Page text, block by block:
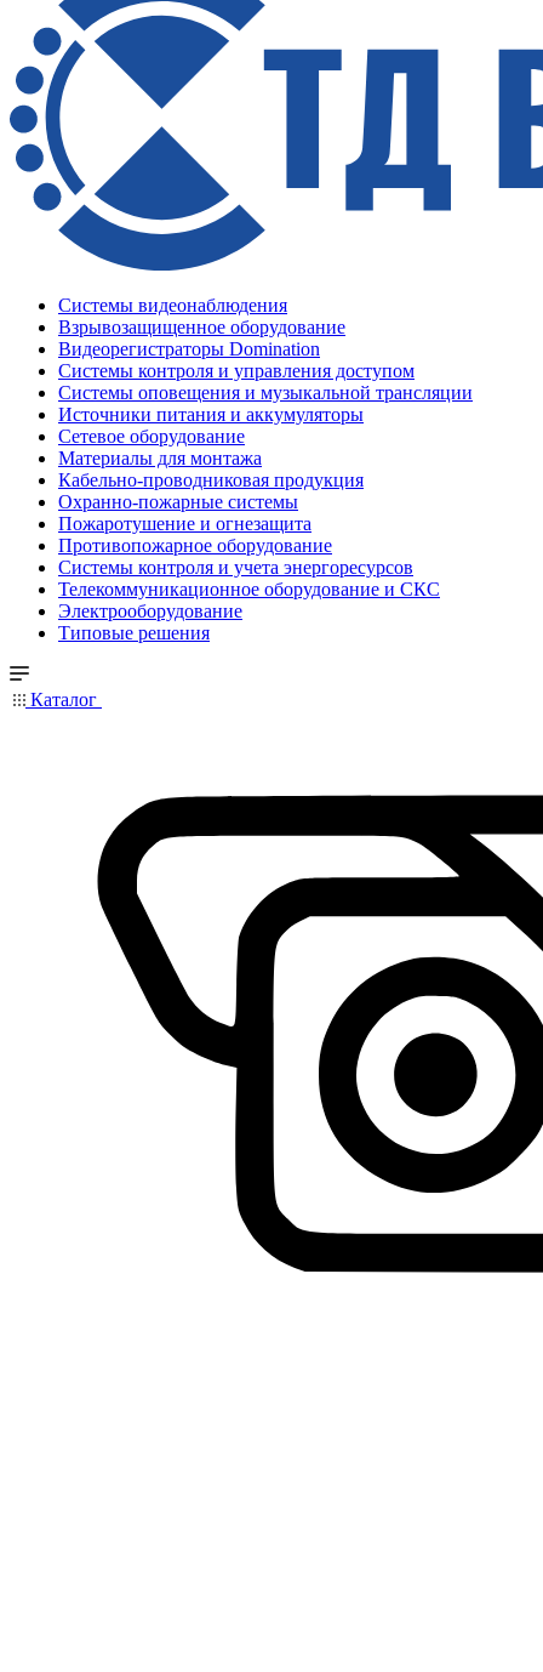
Системы видеонаблюдения
Взрывозащищенное оборудование
Видеорегистраторы Domination
Системы контроля и управления доступом
Системы оповещения и музыкальной трансляции
Источники питания и аккумуляторы
Сетевое оборудование
Материалы для монтажа
Кабельно-проводниковая продукция
Охранно-пожарные системы
Пожаротушение и огнезащита
Противопожарное оборудование
Системы контроля и учета энергоресурсов
Телекоммуникационное оборудование и СКС
Электрооборудование
Типовые решения
Каталог